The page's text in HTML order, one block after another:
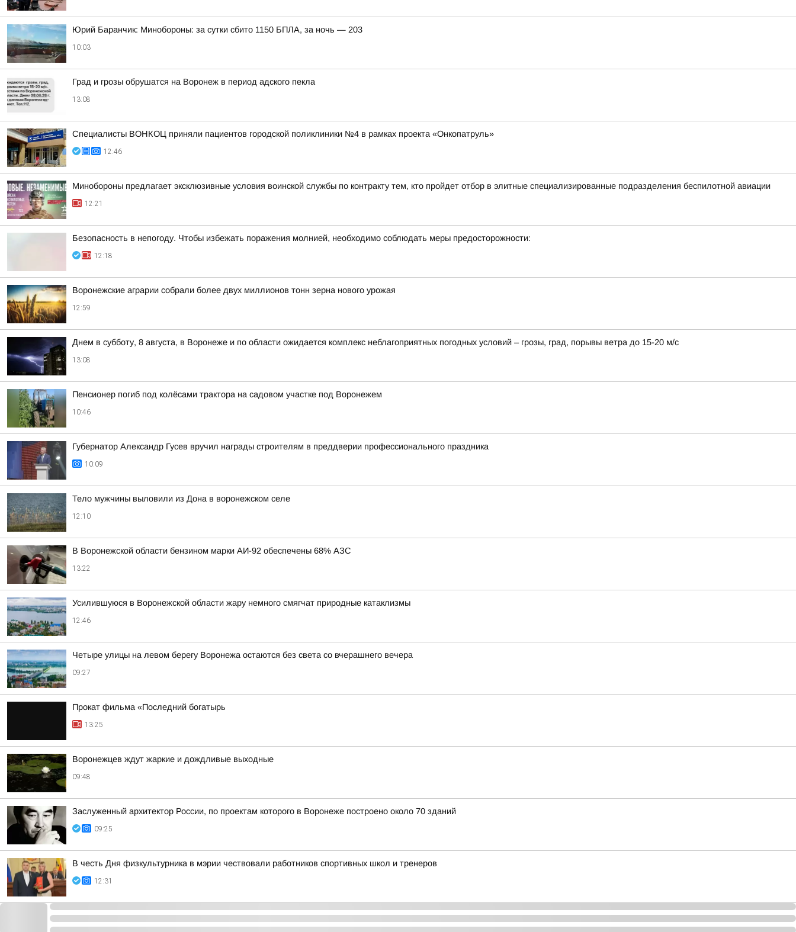
Юрий Баранчик: Минобороны: за сутки сбито 1150 БПЛА, за ночь — 203
10:03
Град и грозы обрушатся на Воронеж в период адского пекла
13:08
Специалисты ВОНКОЦ приняли пациентов городской поликлиники №4 в рамках проекта «Онкопатруль»
12:46
Минобороны предлагает эксклюзивные условия воинской службы по контракту тем, кто пройдет отбор в элитные специализированные подразделения беспилотной авиации
12:21
Безопасность в непогоду. Чтобы избежать поражения молнией, необходимо соблюдать меры предосторожности:
12:18
Воронежские аграрии собрали более двух миллионов тонн зерна нового урожая
12:59
Днем в субботу, 8 августа, в Воронеже и по области ожидается комплекс неблагоприятных погодных условий – грозы, град, порывы ветра до 15-20 м/с
13:08
Пенсионер погиб под колёсами трактора на садовом участке под Воронежем
10:46
Губернатор Александр Гусев вручил награды строителям в преддверии профессионального праздника
10:09
Тело мужчины выловили из Дона в воронежском селе
12:10
В Воронежской области бензином марки АИ-92 обеспечены 68% АЗС
13:22
Усилившуюся в Воронежской области жару немного смягчат природные катаклизмы
12:46
Четыре улицы на левом берегу Воронежа остаются без света со вчерашнего вечера
09:27
Прокат фильма «Последний богатырь
13:25
Воронежцев ждут жаркие и дождливые выходные
09:48
Заслуженный архитектор России, по проектам которого в Воронеже построено около 70 зданий
09:25
В честь Дня физкультурника в мэрии чествовали работников спортивных школ и тренеров
12:31